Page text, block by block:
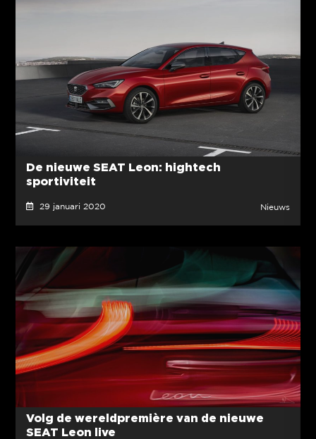
De nieuwe SEAT Leon: hightech
sportiviteit
29 januari 2020 Nieuws
Volg de wereldpremière van de nieuwe
SEAT Leon live